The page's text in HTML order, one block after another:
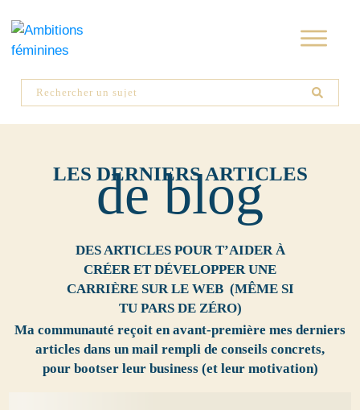
LES DERNIERS ARTICLES
de blog
DES ARTICLES POUR T’AIDER À
CRÉER ET DÉVELOPPER UNE
CARRIÈRE SUR LE WEB (MÊME SI
TU PARS DE ZÉRO)
Ma communauté reçoit en avant-première mes derniers
articles dans un mail rempli de conseils concrets,
pour bootser leur business (et leur motivation)